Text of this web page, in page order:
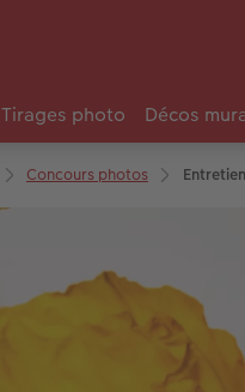
Tirages photo Décos
Concours photos